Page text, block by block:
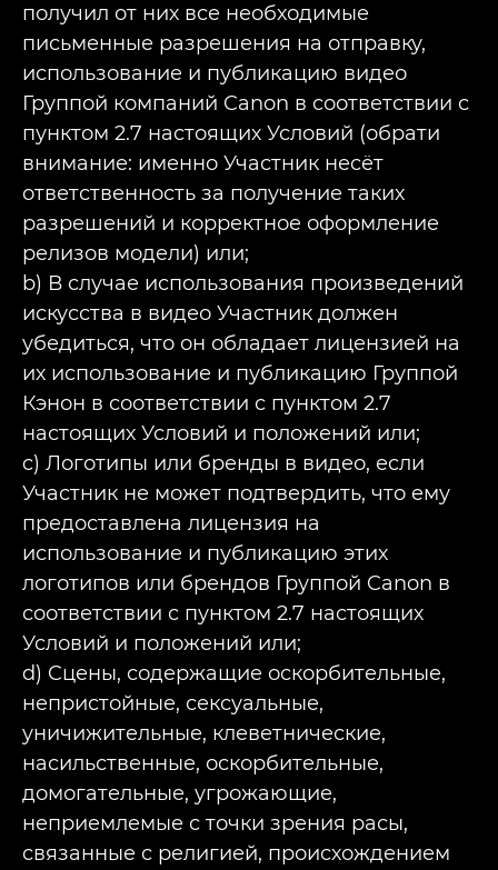
получил от них все необходимые
письменные разрешения на отправку,
использование и публикацию видео
Группой компаний Canon в соответствии с
пунктом 2.7 настоящих Условий (обрати
внимание: именно Участник несёт
ответственность за получение таких
разрешений и корректное оформление
релизов модели) или;
b) В случае использования произведений
искусства в видео Участник должен
убедиться, что он обладает лицензией на
их использование и публикацию Группой
Кэнон в соответствии с пунктом 2.7
настоящих Условий и положений или;
c) Логотипы или бренды в видео, если
Участник не может подтвердить, что ему
предоставлена лицензия на
использование и публикацию этих
логотипов или брендов Группой Canon в
соответствии с пунктом 2.7 настоящих
Условий и положений или;
d) Cцены, содержащие оскорбительные,
непристойные, сексуальные,
уничижительные, клеветнические,
насильственные, оскорбительные,
домогательные, угрожающие,
неприемлемые с точки зрения расы,
связанные с религией, происхождением